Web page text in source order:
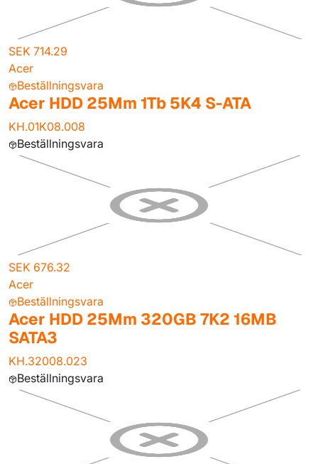
SEK 714.29
Acer
Beställningsvara
Acer HDD 25Mm 1Tb 5K4 S-ATA
KH.01K08.008
Beställningsvara
SEK 676.32
Acer
Beställningsvara
Acer HDD 25Mm 320GB 7K2 16MB
SATA3
KH.32008.023
Beställningsvara